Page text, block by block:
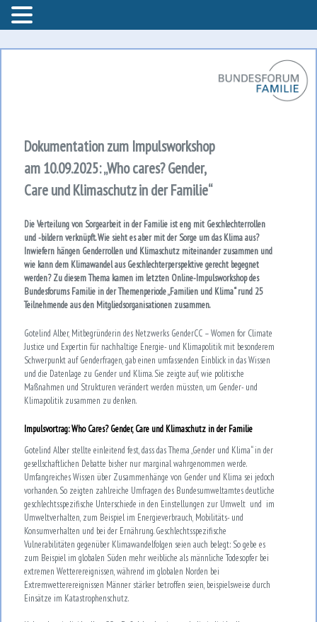
Dokumentation zum Impulsworkshop
am 10.09.2025: „Who cares? Gender,
Care und Klimaschutz in der Familie“
Die Verteilung von Sorgearbeit in der Familie ist eng mit Geschlechterrollen
und -bildern verknüpft. Wie sieht es aber mit der Sorge um das Klima aus?
Inwiefern hängen Genderrollen und Klimaschutz miteinander zusammen und
wie kann dem Klimawandel aus Geschlechterperspektive gerecht begegnet
werden? Zu diesem Thema kamen im letzten Online-Impulsworkshop des
Bundesforums Familie in der Themenperiode „Familien und Klima“ rund 25
Teilnehmende aus den Mitgliedsorganisationen zusammen.
Gotelind Alber, Mitbegründerin des Netzwerks GenderCC – Women for Climate
Justice und Expertin für nachhaltige Energie- und Klimapolitik mit besonderem
Schwerpunkt auf Genderfragen, gab einen umfassenden Einblick in das Wissen
und die Datenlage zu Gender und Klima. Sie zeigte auf, wie politische
Maßnahmen und Strukturen verändert werden müssten, um Gender- und
Klimapolitik zusammen zu denken.
Impulsvortrag: Who Cares? Gender, Care und Klimaschutz in der Familie
Gotelind Alber stellte einleitend fest, dass das Thema „Gender und Klima“ in der
gesellschaftlichen Debatte bisher nur marginal wahrgenommen werde.
Umfangreiches Wissen über Zusammenhänge von Gender und Klima sei jedoch
vorhanden. So zeigten zahlreiche Umfragen des Bundesumweltamtes deutliche
geschlechtsspezifische Unterschiede in den Einstellungen zur Umwelt und im
Umweltverhalten, zum Beispiel im Energieverbrauch, Mobilitäts- und
Konsumverhalten und bei der Ernährung. Geschlechtsspezifische
Vulnerabilitäten gegenüber Klimawandelfolgen seien auch belegt: So gebe es
zum Beispiel im globalen Süden mehr weibliche als männliche Todesopfer bei
extremen Wetterereignissen, während im globalen Norden bei
Extremwetterereignissen Männer stärker betroffen seien, beispielsweise durch
Einsätze im Katastrophenschutz.